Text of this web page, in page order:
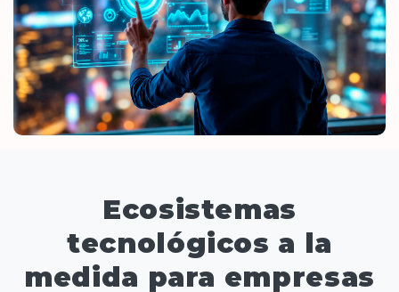
Ecosistemas
tecnológicos a la
medida para empresas